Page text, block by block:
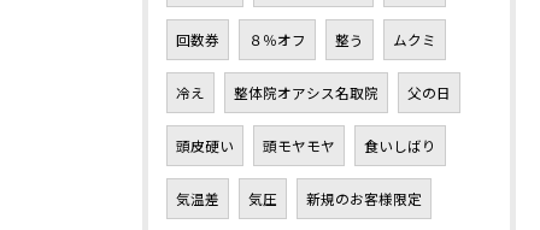
回数券 ８％オフ 整う ムクミ
冷え 整体院オアシス名取院 父の日
頭皮硬い 頭モヤモヤ 食いしばり
気温差 気圧 新規のお客様限定